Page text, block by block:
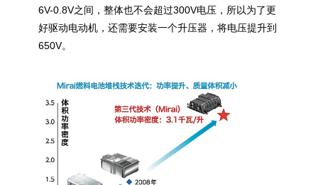
6V-0.8V之间，整体也不会超过300V电压，所以为了更
好驱动电动机，还需要安装一个升压器，将电压提升到
650V。